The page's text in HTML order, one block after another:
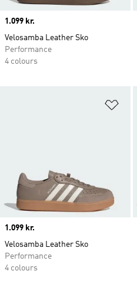
Price
1.099 kr.
Velosamba Leather Sko
Performance
4 colours
Price
1.099 kr.
Velosamba Leather Sko
Performance
4 colours